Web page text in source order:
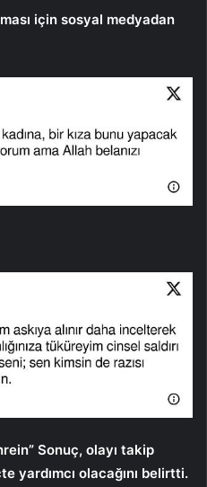
için sosyal medyadan
Sonuç, olayı takip
yardımcı olacağını belirtti.